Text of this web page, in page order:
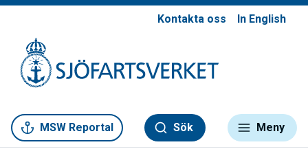
Kontakta oss In English
MSW Reportal Sök Meny